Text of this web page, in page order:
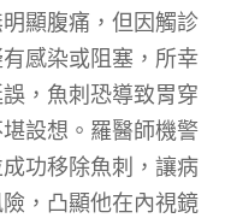
顯腹痛，但因觸診
感染或阻塞，所幸
，魚刺恐導致胃穿
設想。羅醫師機警
功移除魚刺，讓病
，凸顯他在內視鏡